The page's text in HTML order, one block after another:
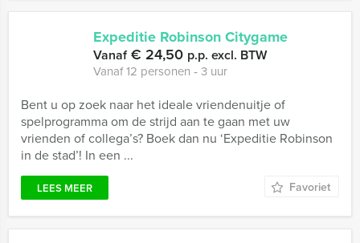
Expeditie Robinson Citygame
Vanaf€ 24,50 p.p. excl. BTW
Vanaf 12 personen ‐ 3 uur
Bent u op zoek naar het ideale vriendenuitje of
spelprogramma om de strijd aan te gaan met uw
vrienden of collega’s? Boek dan nu ‘Expeditie Robinson
in de stad’! In een ...
LEES MEER Favoriet